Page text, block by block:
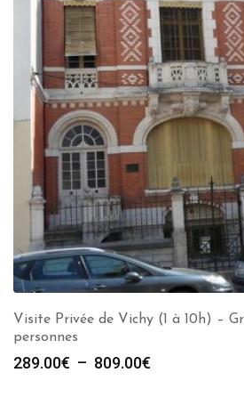
Visite Privée de Vichy (1 à 10h) –
personnes
289.00€ – 809.00€